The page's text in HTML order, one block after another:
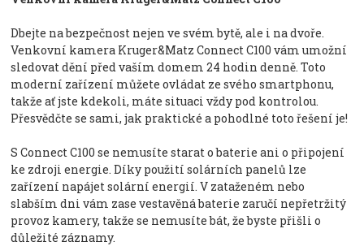
Dbejte na bezpečnost nejen ve svém bytě, ale i na dvoře.
Venkovní kamera Kruger&Matz Connect C100 vám umožní
sledovat dění před vaším domem 24 hodin denně. Toto
moderní zařízení můžete ovládat ze svého smartphonu,
takže ať jste kdekoli, máte situaci vždy pod kontrolou.
Přesvědčte se sami, jak praktické a pohodlné toto řešení je!
S Connect C100 se nemusíte starat o baterie ani o připojení
ke zdroji energie. Díky použití solárních panelů lze
zařízení napájet solární energií. V zataženém nebo
slabším dni vám zase vestavěná baterie zaručí nepřetržitý
provoz kamery, takže se nemusíte bát, že byste přišli o
důležité záznamy.